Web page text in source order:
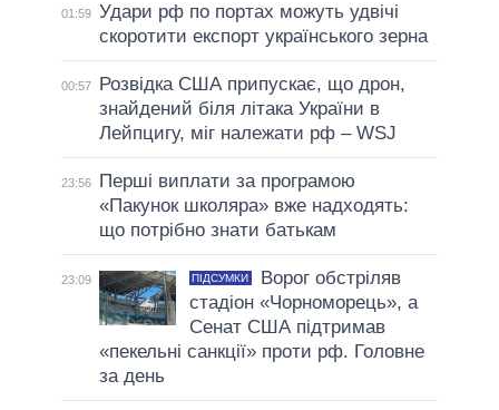
01:59 Удари рф по портах можуть удвічі
скоротити експорт українського зерна
00:57
Розвідка США припускає, що дрон,
знайдений біля літака України в
Лейпцигу, міг належати рф – WSJ
23:56
Перші виплати за програмою
«Пакунок школяра» вже надходять:
що потрібно знати батькам
23:09 ПІДСУМКИ
Ворог обстріляв
стадіон «Чорноморець», а
Сенат США підтримав
«пекельні санкції» проти рф. Головне
за день